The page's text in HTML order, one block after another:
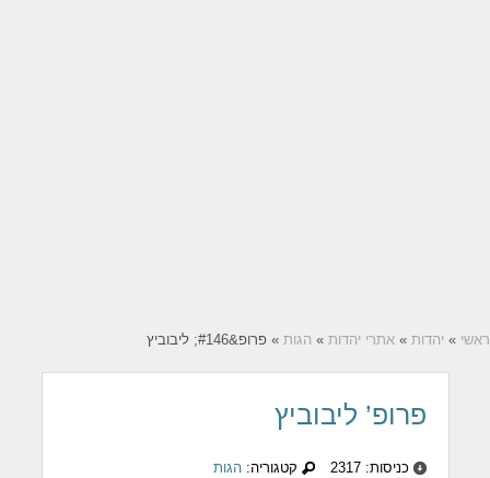
ראשי » יהדות » אתרי יהדות » הגות » פרופ&#146; ליבוביץ
פרופ’ ליבוביץ
כניסות: 2317 קטגוריה:הגות